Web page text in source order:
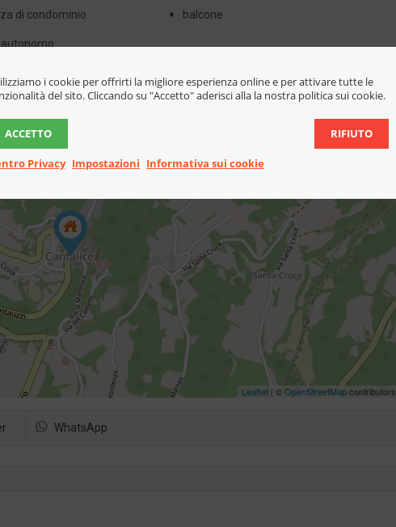
di condominio balcone
Leaflet | ©OpenStreetMapcontributors
WhatsApp
i cookie per offrirti la migliore esperienza online e per attivare tutte le
del sito. Cliccando su "Accetto" aderisci alla la nostra politica sui cookie.
ACCETTO RIFIUTO
Privacy Impostazioni Informativa sui cookie